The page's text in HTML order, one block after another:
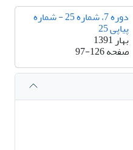
دوره 7، شماره 25 - شماره
پیاپی 25
بهار 1391
صفحه97-126